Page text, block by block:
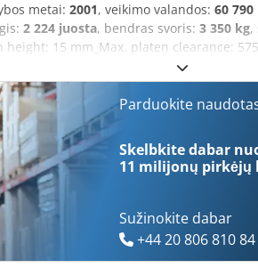
metai: 2001, veikimo valandos: 60 790
2 224 juosta, bendras svoris: 3 350 kg,
15 mm_Max. platen clearance:
strictly net Dcsdpfx Aeh Tk Rvsc Njk
Operating hours: 60,790
installation height: 350 mm Max.
dimensions (h x v): 490 x 490 mm
diameter: 18 mm Shot weight in
bar CONTROL: Unilog 4B Display
! Air valves: - Hot runner controllers: -
power: 3.6 kW Pump drive power: 11.0
L x W x H: 4.0 x 1.5 x 2.1 m
Parduokite
Skelbkite dabar
11 milijonų pirkėjų
Sužinokite dabar
+44 20 806 810 84